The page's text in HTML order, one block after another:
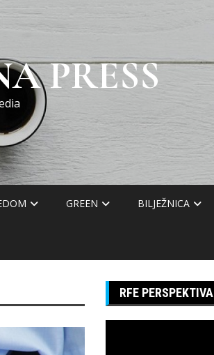
PRESS
GREEN BILJEŽNICA
RFE PERSPEKTIVA